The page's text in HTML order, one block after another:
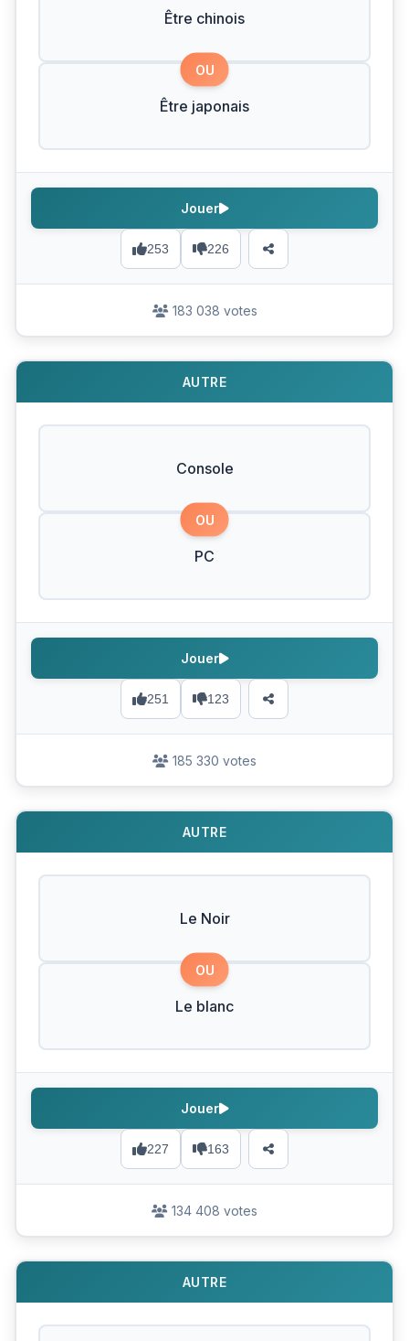
Être chinois
OU
Être japonais
253 226
Jouer
183 038 votes
AUTRE
Console
OU
PC
251 123
Jouer
185 330 votes
AUTRE
Le Noir
OU
Le blanc
227 163
Jouer
134 408 votes
AUTRE